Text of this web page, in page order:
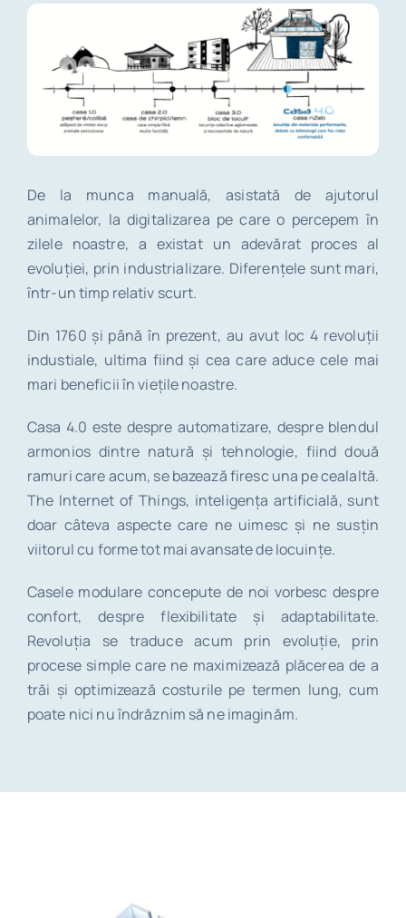
De la munca manuală, asistată de ajutorul
animalelor, la digitalizarea pe care o percepem în
zilele noastre, a existat un adevărat proces al
evoluției, prin industrializare. Diferențele sunt mari,
într-un timp relativ scurt.
Din 1760 și până în prezent, au avut loc 4 revoluții
industiale, ultima fiind și cea care aduce cele mai
mari beneficii în viețile noastre.
Casa 4.0 este despre automatizare, despre blendul
armonios dintre natură și tehnologie, fiind două
ramuri care acum, se bazează firesc una pe cealaltă.
The Internet of Things, inteligența artificială, sunt
doar câteva aspecte care ne uimesc și ne susțin
viitorul cu forme tot mai avansate de locuințe.
Casele modulare concepute de noi vorbesc despre
confort, despre flexibilitate și adaptabilitate.
Revoluția se traduce acum prin evoluție, prin
procese simple care ne maximizează plăcerea de a
trăi și optimizează costurile pe termen lung, cum
poate nici nu îndrăznim să ne imaginăm.